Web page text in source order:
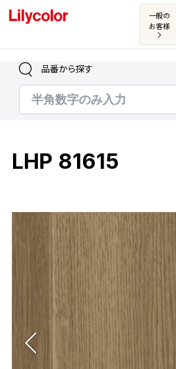
一般の
お客様
ログイン・新規会員登録
お気に入り
商品を探す
商品を探す トップ
壁紙
ブランド・コレクション
Lilycolor Coordinate 着せ替えシミュレーション
カタログ一覧
カタログ一覧 トップ
床材
サステナブル商品
施工事例 トップ
医療・福祉施設
ホテル・オフィス・店舗
リリカラノート
品番から探す
LHP 81615